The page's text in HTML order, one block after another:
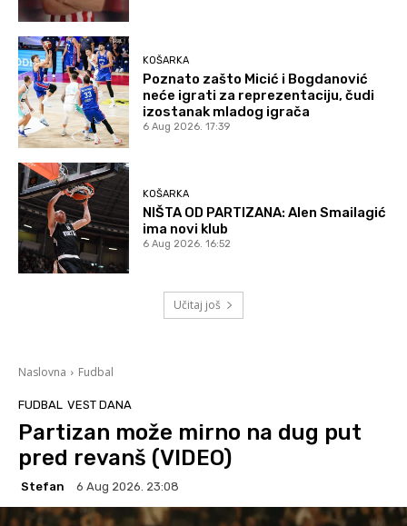
KOŠARKA
Poznato zašto Micić i Bogdanović
neće igrati za reprezentaciju, čudi
izostanak mladog igrača
6 Aug 2026. 17:39
KOŠARKA
NIŠTA OD PARTIZANA: Alen Smailagić
ima novi klub
6 Aug 2026. 16:52
Učitaj još